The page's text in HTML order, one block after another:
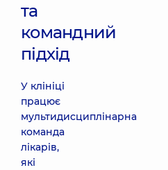
та
командний
підхід
У клініці
працює
мультидисциплінарна
команда
лікарів,
які